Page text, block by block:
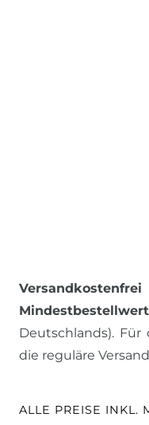
Deutschlands).
die reguläre
ALLE PREISE INKL.